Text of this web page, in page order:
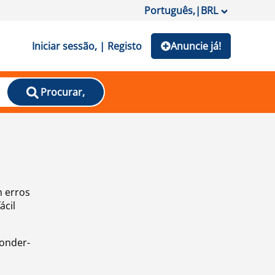
Português,|BRL
Iniciar sessão, | Registo Anuncie já!
Procurar,
erros